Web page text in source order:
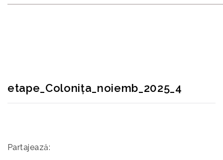
etape_Colonița_noiemb_2025_4
Partajează: